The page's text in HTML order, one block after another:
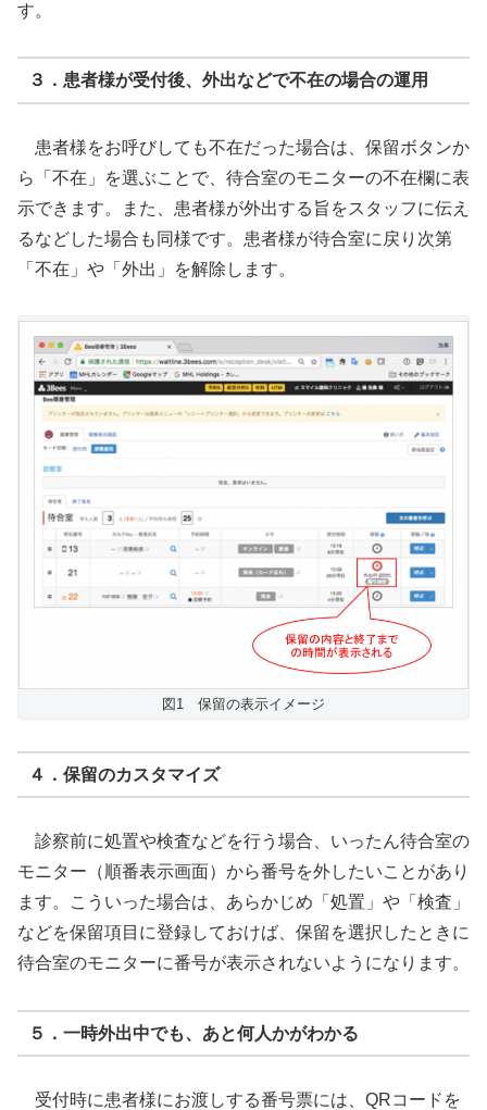
す。
３．患者様が受付後、外出などで不在の場合の運用
患者様をお呼びしても不在だった場合は、保留ボタンか
ら「不在」を選ぶことで、待合室のモニターの不在欄に表
示できます。また、患者様が外出する旨をスタッフに伝え
るなどした場合も同様です。患者様が待合室に戻り次第
「不在」や「外出」を解除します。
図1 保留の表示イメージ
４．保留のカスタマイズ
診察前に処置や検査などを行う場合、いったん待合室の
モニター（順番表示画面）から番号を外したいことがあり
ます。こういった場合は、あらかじめ「処置」や「検査」
などを保留項目に登録しておけば、保留を選択したときに
待合室のモニターに番号が表示されないようになります。
５．一時外出中でも、あと何人かがわかる
受付時に患者様にお渡しする番号票には、QRコードを